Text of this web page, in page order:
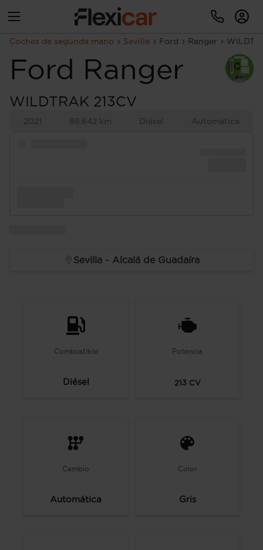
Coches de segunda mano Sevilla Ford Ranger
Ford Ranger
WILDTRAK 213CV
2021 86.642 km Diésel Automática
Sevilla - Alcalá de Guadaíra
Combustible
Diésel
Potencia
213CV
Cambio
Automática
Color
Gris